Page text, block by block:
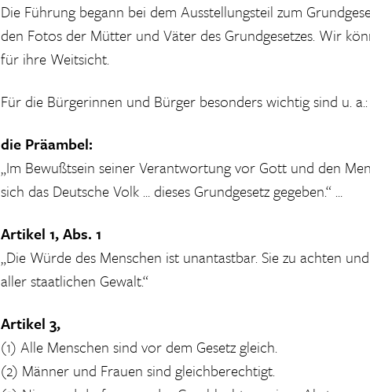
Die Führung begann bei dem Ausstellungsteil zum
den Fotos der Mütter und Väter des Grundgesetzes. Wir
für ihre Weitsicht.
Für die Bürgerinnen und Bürger besonders wichtig sind u. a.:
die Präambel:
„Im Bewußtsein seiner Verantwortung vor Gott und den
sich das Deutsche Volk … dieses Grundgesetz gegeben.“ …
Artikel 1, Abs. 1
„Die Würde des Menschen ist unantastbar. Sie zu achten
aller staatlichen Gewalt.“
Artikel 3,
(1) Alle Menschen sind vor dem Gesetz gleich.
(2) Männer und Frauen sind gleichberechtigt.